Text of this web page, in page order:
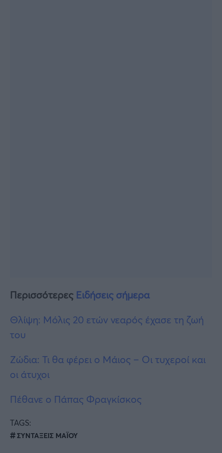
Περισσότερες Ειδήσεις σήμερα
Θλίψη: Μόλις 20 ετών νεαρός έχασε τη ζωή
του
Ζώδια: Τι θα φέρει ο Μάιος – Οι τυχεροί και
οι άτυχοι
Πέθανε ο Πάπας Φραγκίσκος
TAGS:
ΣΥΝΤΑΞΕΙΣ ΜΑΪΟΥ